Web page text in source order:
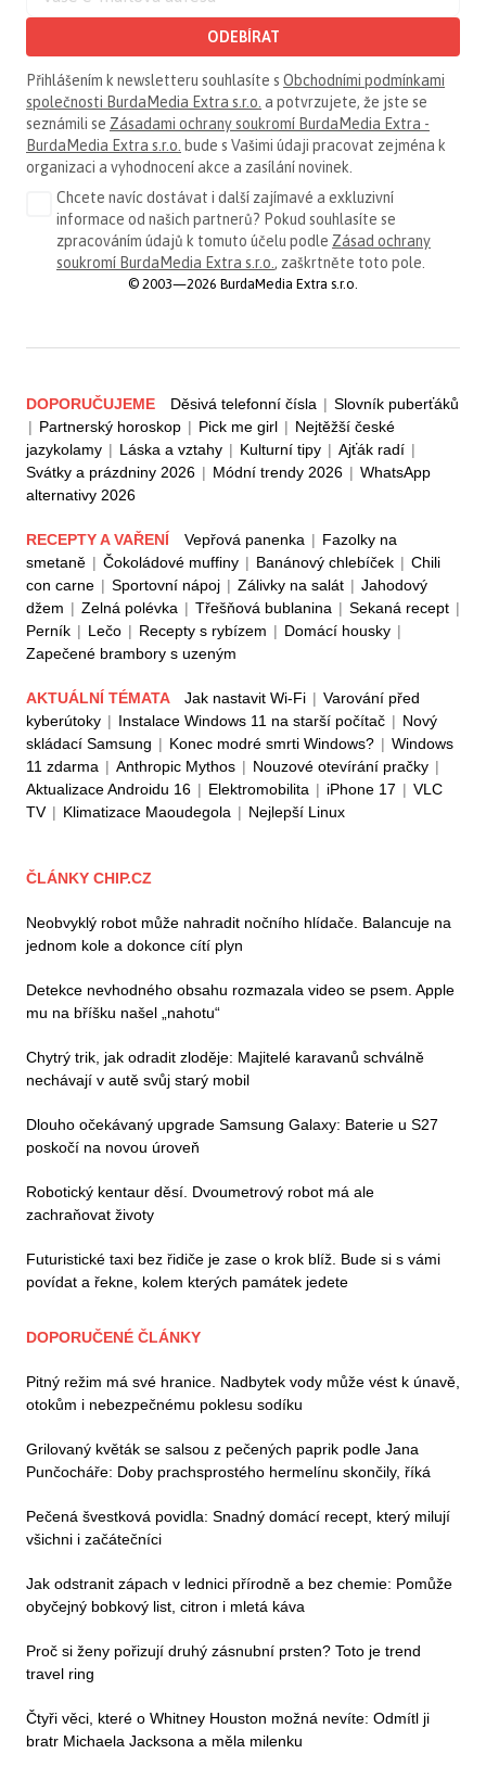
ODEBÍRAT
Přihlášením k newsletteru souhlasíte s Obchodními podmínkami
společnosti BurdaMedia Extra s.r.o. a potvrzujete, že jste se
seznámili se Zásadami ochrany soukromí BurdaMedia Extra -
BurdaMedia Extra s.r.o. bude s Vašimi údaji pracovat zejména k
organizaci a vyhodnocení akce a zasílání novinek.
Chcete navíc dostávat i další zajímavé a exkluzivní
informace od našich partnerů? Pokud souhlasíte se
zpracováním údajů k tomuto účelu podle Zásad ochrany
soukromí BurdaMedia Extra s.r.o. , zaškrtněte toto pole.
© 2003—2026 BurdaMedia Extra s.r.o.
DOPORUČUJEME Děsivá telefonní čísla | Slovník puberťáků
| Partnerský horoskop | Pick me girl | Nejtěžší české
jazykolamy | Láska a vztahy | Kulturní tipy | Ajťák radí |
Svátky a prázdniny 2026 | Módní trendy 2026 | WhatsApp
alternativy 2026
RECEPTY A VAŘENÍ Vepřová panenka | Fazolky na
smetaně | Čokoládové muffiny | Banánový chlebíček | Chili
con carne | Sportovní nápoj | Zálivky na salát | Jahodový
džem | Zelná polévka | Třešňová bublanina | Sekaná recept |
Perník | Lečo | Recepty s rybízem | Domácí housky |
Zapečené brambory s uzeným
AKTUÁLNÍ TÉMATA Jak nastavit Wi-Fi | Varování před
kyberútoky | Instalace Windows 11 na starší počítač | Nový
skládací Samsung | Konec modré smrti Windows? | Windows
11 zdarma | Anthropic Mythos | Nouzové otevírání pračky |
Aktualizace Androidu 16 | Elektromobilita | iPhone 17 | VLC
TV | Klimatizace Maoudegola | Nejlepší Linux
ČLÁNKY CHIP.CZ
Neobvyklý robot může nahradit nočního hlídače. Balancuje na
jednom kole a dokonce cítí plyn
Detekce nevhodného obsahu rozmazala video se psem. Apple
mu na bříšku našel „nahotu“
Chytrý trik, jak odradit zloděje: Majitelé karavanů schválně
nechávají v autě svůj starý mobil
Dlouho očekávaný upgrade Samsung Galaxy: Baterie u S27
poskočí na novou úroveň
Robotický kentaur děsí. Dvoumetrový robot má ale
zachraňovat životy
Futuristické taxi bez řidiče je zase o krok blíž. Bude si s vámi
povídat a řekne, kolem kterých památek jedete
DOPORUČENÉ ČLÁNKY
Pitný režim má své hranice. Nadbytek vody může vést k únavě,
otokům i nebezpečnému poklesu sodíku
Grilovaný květák se salsou z pečených paprik podle Jana
Punčocháře: Doby prachsprostého hermelínu skončily, říká
Pečená švestková povidla: Snadný domácí recept, který milují
všichni i začátečníci
Jak odstranit zápach v lednici přírodně a bez chemie: Pomůže
obyčejný bobkový list, citron i mletá káva
Proč si ženy pořizují druhý zásnubní prsten? Toto je trend
travel ring
Čtyři věci, které o Whitney Houston možná nevíte: Odmítl ji
bratr Michaela Jacksona a měla milenku